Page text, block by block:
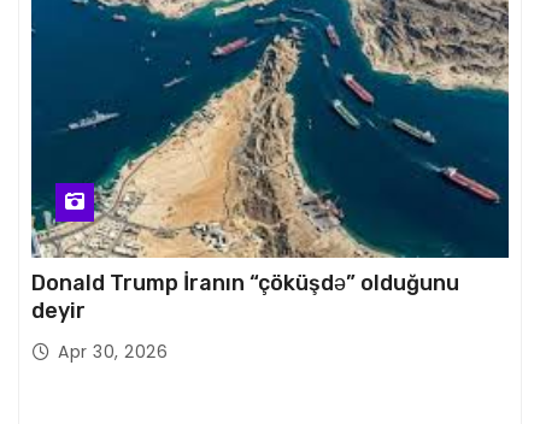
Donald Trump İranın “çöküşdə” olduğunu
deyir
Apr 30, 2026